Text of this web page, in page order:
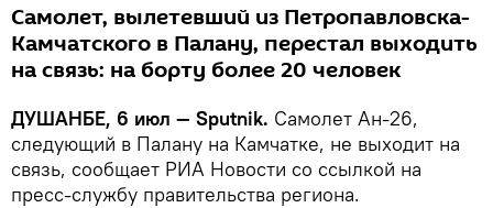
Самолет, вылетевший из Петропавловска-
Камчатского в Палану, перестал выходить
на связь: на борту более 20 человек
ДУШАНБЕ, 6 июл — Sputnik. Самолет Ан-26,
следующий в Палану на Камчатке, не выходит на
связь, сообщает РИА Новости со ссылкой на
пресс-службу правительства региона.